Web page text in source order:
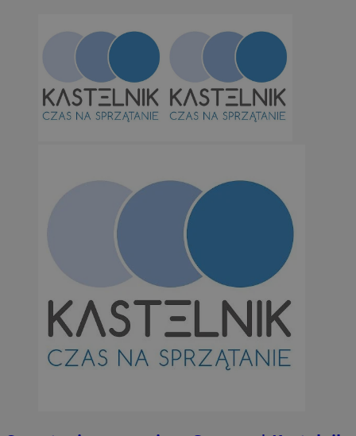
Niezbędne Wydajność Targetowanie
Niezbędne pliki cookie umożliwiają korzystanie z podstawowych
Domena
QeSessID
VISITOR_PRIVACY_METADATA
.youtube.com